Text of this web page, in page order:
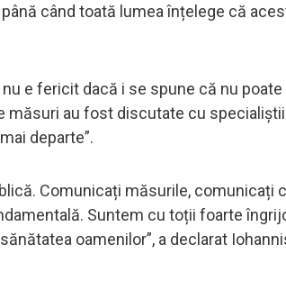
când toată lumea înțelege că
e fericit dacă i se spune că nu poate
măsuri au fost discutate cu
departe”.
Comunicați măsurile, comunicați
Suntem cu toții foarte
oamenilor”, a declarat